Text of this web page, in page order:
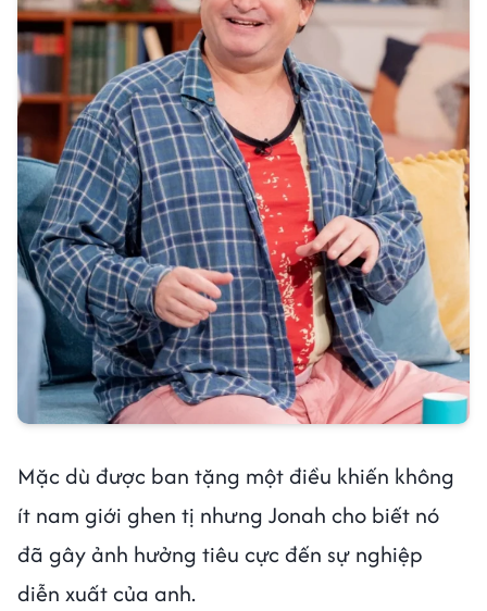
Mặc dù được ban tặng một điều khiến không
ít nam giới ghen tị nhưng Jonah cho biết nó
đã gây ảnh hưởng tiêu cực đến sự nghiệp
diễn xuất của anh.